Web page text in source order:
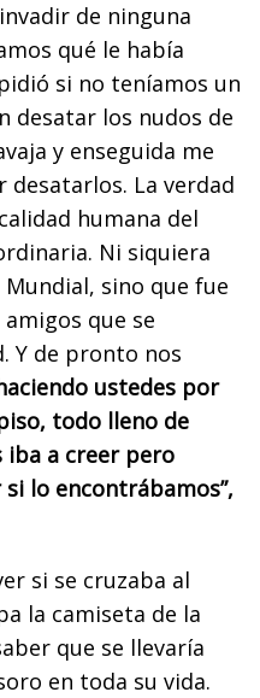
de ninguna
qué le había
si no teníamos un
desatar los nudos de
y enseguida me
La verdad
humana del
Ni siquiera
sino que fue
que se
Y de pronto nos
ustedes por
todo lleno de
iba a creer pero
lo encontrábamos”,
si se cruzaba al
la camiseta de la
que se llevaría
en toda su vida.